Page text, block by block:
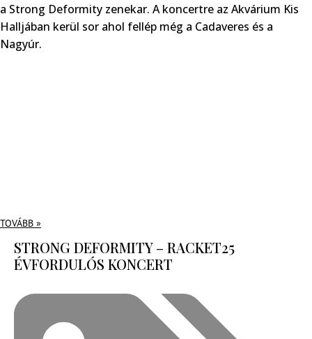
a Strong Deformity zenekar. A koncertre az Akvárium Kis
Halljában kerül sor ahol fellép még a Cadaveres és a
Nagyúr.
TOVÁBB »
STRONG DEFORMITY – RACKET25
ÉVFORDULÓS KONCERT